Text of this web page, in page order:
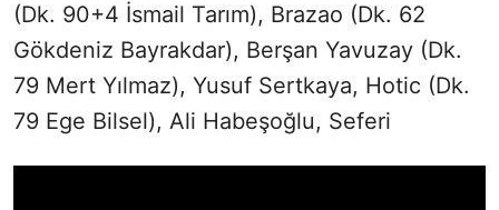
(Dk. 90+4 İsmail Tarım), Brazao (Dk. 62
Gökdeniz Bayrakdar), Berşan Yavuzay (Dk.
79 Mert Yılmaz), Yusuf Sertkaya, Hotic (Dk.
79 Ege Bilsel), Ali Habeşoğlu, Seferi